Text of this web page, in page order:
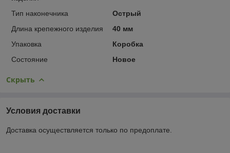
Тип наконечника
Острый
Длина крепежного изделия
40 мм
Упаковка
Коробка
Состояние
Новое
Скрыть
Условия доставки
Доставка осуществляется только по предоплате.